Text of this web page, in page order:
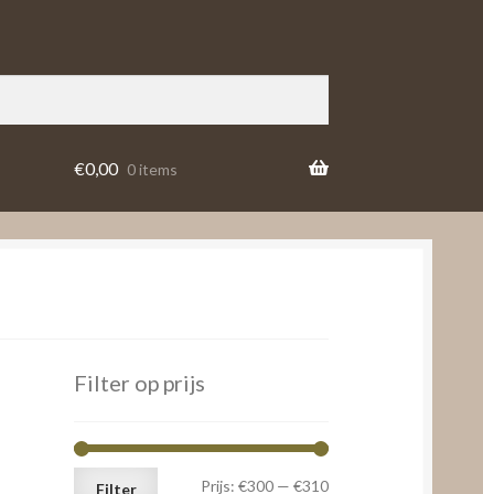
€0,00 0 items
Filter op prijs
Min.
Max.
Filter Prijs: €300— €310